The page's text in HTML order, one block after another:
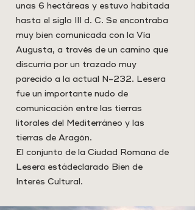
unas 6 hectáreas y estuvo habitada
hasta el siglo III d. C. Se encontraba
muy bien comunicada con la Vía
Augusta, a través de un camino que
discurría por un trazado muy
parecido a la actual N-232. Lesera
fue un importante nudo de
comunicación entre las tierras
litorales del Mediterráneo y las
tierras de Aragón.
El conjunto de la Ciudad Romana de
Lesera estádeclarado Bien de
Interés Cultural.